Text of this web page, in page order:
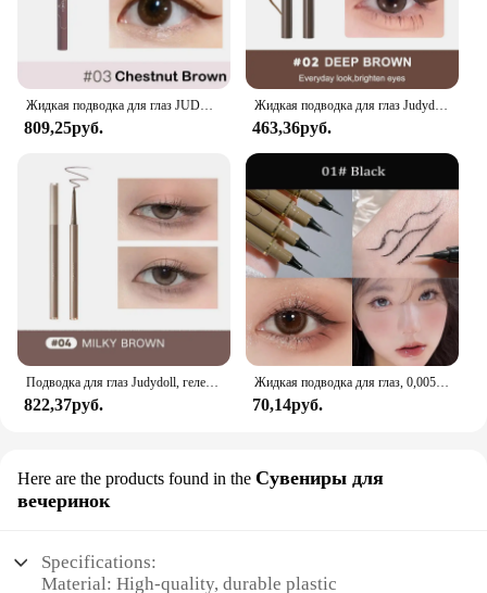
Жидкая подводка для глаз JUDYDOLL, водостойкая Стойкая подводка для глаз, карандаш для нижних ресниц, быстросохнущий, не цветущий, натуральный косметический инструмент
809,25руб.
Жидкая подводка для глаз Judydoll, ультратонкая водостойкая, 24 часа, не размазывается, долговечная, черная, коричневая, зеркальная ручка для веснушек
463,36руб.
822,37руб.
Жидкая подводка для глаз, 0,005 мм, матовая гладкая быстросохнущая водостойкая ультратонкая подводка для глаз, зеркальная ручка, не размазывающаяся, корейский макияж
70,14руб.
Here are the products found in the Сувениры для
вечеринок
Specifications:
Material: High-quality, durable plastic